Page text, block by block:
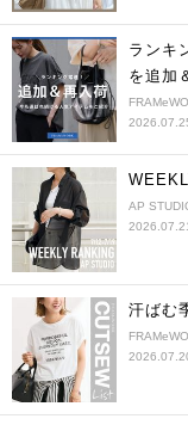
ランキ
を追加
AP
汗ばむ